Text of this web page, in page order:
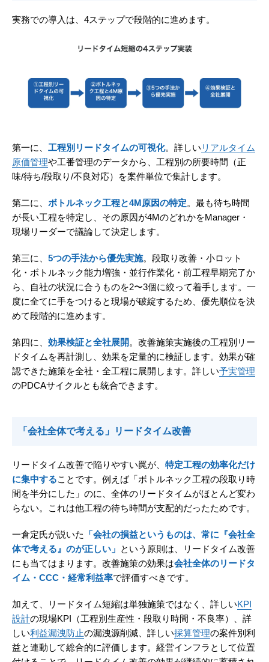
実務での導入は、4ステップで段階的に進めます。
第一に、 工程別リードタイムの可視化。詳しい リアルタイム
原価管理や工番管理のデータから、工程別の所要時間（正
味/待ち/段取り/不良対応）を案件単位で集計します。
第二に、 ボトルネック工程と4M原因の特定。最も待ち時間
が長い工程を特定し、その原因が4MのどれかをManager・
現場リーダーで議論して決定します。
第三に、 5つの手法から優先実施。段取り改善・小ロット
化・ボトルネック能力増強・並行作業化・前工程早期完了か
ら、自社の状況に合うものを2〜3個に絞って着手します。一
度に全てに手をつけると現場が破綻するため、優先順位を決
めて段階的に進めます。
第四に、 効果検証と全社展開 。改善施策実施後の工程別リー
ドタイムを再計測し、効果を定量的に検証します。効果が確
認できた施策を全社・全工程に展開します。詳しい予実管理
のPDCAサイクルとも統合できます。
「会社全体で考える」リードタイム改善
リードタイム改善で陥りやすい罠が、 特定工程の効率化だけ
に集中することです。例えば「ボトルネック工程の段取り時
間を半分にした」のに、全体のリードタイムがほとんど変わ
らない。これは他工程の待ち時間が支配的だったためです。
一倉定氏が説いた
「会社の損益というものは、常に『会社全
体で考える』のが正しい」 という原則は、リードタイム改善
にも当てはまります。改善施策の効果は会社全体のリードタ
イム・CCC・経常利益率で評価すべきです。
加えて、リードタイム短縮は単独施策ではなく、詳しいKPI
設計の現場KPI（工程別生産性・段取り時間・不良率）、詳
しい利益漏洩防止の漏洩源削減、詳しい採算管理の案件別利
益と連動して総合的に評価します。経営インフラとして位置